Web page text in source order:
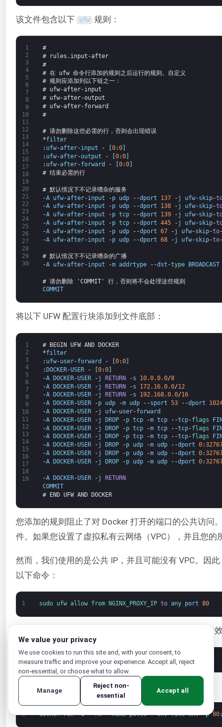
该文件包含以下 ufw 规则：
1
2
3
4
5
6
7
8
9
10
11
12
13
14
15
16
17
18
19
20
21
22
23
24
25
26
27
28
29
30
#
# rules.input-after
#
# 在 ufw 命令行添加的规则之后运行的规则。自定义
# 规则应添加到以下链之一：
# ufw-after-input
# ufw-after-output
# ufw-after-forward
#
# 请勿删除这些必需的行，否则会出现错误
*filter
: ufw-after-input - [0:0]
: ufw-after-output - [0:0]
: ufw-after-forward - 0:0]
# 结束必需的行
# 默认情况下不记录嘈杂的服务
-A ufw-after-input -p udp --dport 137 -j ufw-skip-
-A ufw-after-input -p udp --dport 138 -j ufw-skip-
-A ufw-after-input -p tcp --dport 139 -j ufw-skip-
-A ufw-after-input -p tcp --dport 445 -j ufw-skip-
-A ufw-after-input -p udp --dport 67 -j ufw-skip-to
-A ufw-after-input -p udp --dport 68 -j ufw-skip-to
# 默认情况下不记录嘈杂的广播
-A ufw-after-input -m addrtype --dst -type BROADCAST
# 请勿删除 'COMMIT' 行，否则将不会处理这些规则
COMMIT
将以下 UFW 配置行块添加到文件底部：
1
2
3
4
5
6
7
8
9
10
11
12
13
14
15
16
17
18
19
# BEGIN UFW AND DOCKER
*filter
: ufw-user-forward - 0:0]
: DOCKER-USER - 0:0]
-A DOCKER-USER -j RETURN -s 10.0.0.0/8
-A DOCKER-USER -j RETURN -s 172.16.0.0/12
-A DOCKER-USER -j RETURN -s 192.168.0.0/16
-A DOCKER-USER -p udp -m udp --sport 53 --dport
-A DOCKER-USER -j ufw-user-forward
-A DOCKER-USER -j DROP -p tcp -m tcp --tcp-flags
-A DOCKER-USER -j DROP -p tcp -m tcp --tcp-flags
-A DOCKER-USER -j DROP -p tcp -m tcp --tcp-flags
-A DOCKER-USER -j DROP -p udp -m udp --dport 0:
-A DOCKER-USER -j DROP -p udp -m udp --dport 0:
-A DOCKER-USER -j DROP -p udp -m udp --dport 0:
-A DOCKER-USER -j
RETURN
COMMIT
# END UFW AND DOCKER
您添加的规则阻止了对 Docker 打开的端口的公共访问
件。如果您设置了虚拟私有云网络（VPC），并且您
然而，我们使用的是公共 IP，并且可能没有 VPC。因
以下命令：
1 sudo ufw allow from NGINX_PROXY_IP to any port 80
完成修改后，重启您的 Django 应用服务器以使更改生
sudo reboot
步骤 1或步骤 2
1 docker run -d --rm --name polls --env-file env -p 80
We value your privacy
We use cookies to run this site and, with your consent, to
measure traffic and improve your experience. Accept all, reject
non-essential, or choose what to allow.
Manage
Reject non-
essential
Accept all